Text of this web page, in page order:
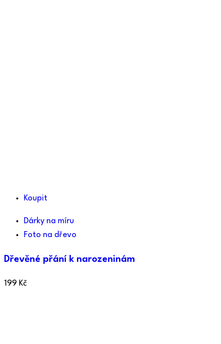
Koupit
Dárky na míru
Foto na dřevo
Dřevěné přání k narozeninám
199 Kč